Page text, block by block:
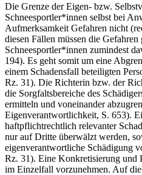
Die Grenze der Eigen- bzw.
Schneesportler*innen selbst bei
Aufmerksamkeit Gefahren nicht
diesen Fällen müssen die Gefahren
Schneesportler*innen zumindest
194). Es geht somit um eine
einem Schadensfall beteiligten
Rz. 31). Die Richterin bzw. der
die Sorgfaltsbereiche des
ermitteln und voneinander
Eigenverantwortlichkeit, S. 653).
haftpflichtrechtlich relevanter
nur auf Dritte überwälzt werden,
eigenverantwortliche Schädigung
Rz. 31). Eine Konkretisierung und
im Einzelfall vorzunehmen. Auf die